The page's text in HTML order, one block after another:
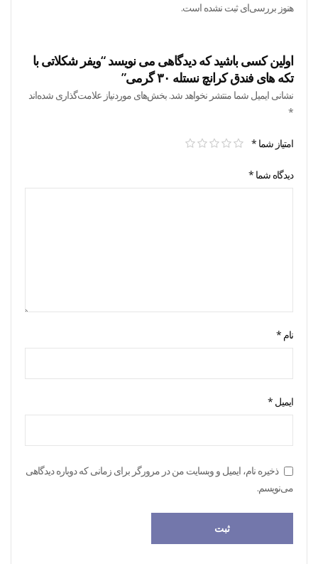
هنوز بررسی‌ای ثبت نشده است.
اولین کسی باشید که دیدگاهی می نویسد “ویفر شکلاتی با
تکه های فندق کرانچ نستله ۳۰ گرمی”
نشانی ایمیل شما منتشر نخواهد شد. بخش‌های موردنیاز علامت‌گذاری شده‌اند
*
امتیاز شما *
دیدگاه شما *
نام *
ایمیل *
ذخیره نام، ایمیل و وبسایت من در مرورگر برای زمانی که دوباره دیدگاهی
می‌نویسم.